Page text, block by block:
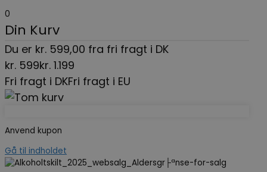
0
Din Kurv
Du er kr. 599,00 fra fri fragt i DK
kr. 599kr. 1.199
Fri fragt i DKFri fragt i EU
Anvend kupon
Gå til indholdet